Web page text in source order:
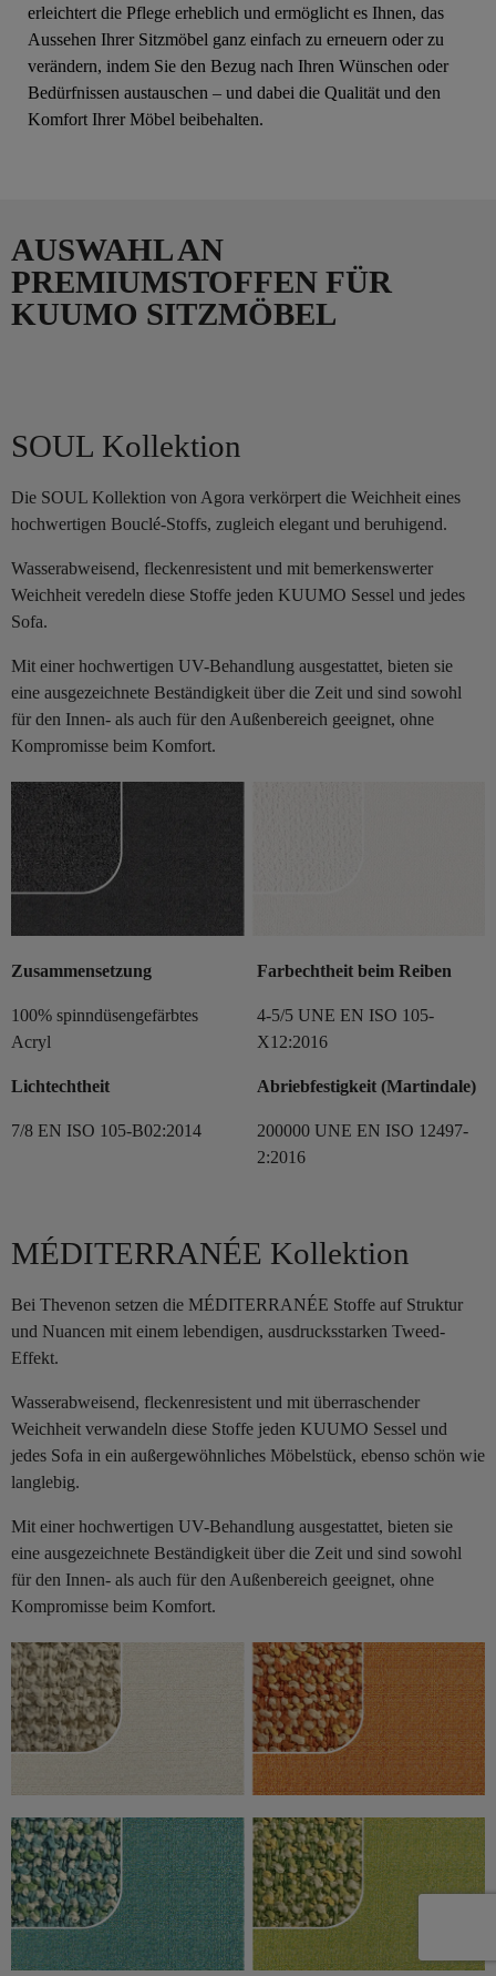
erleichtert die Pflege erheblich und ermöglicht es Ihnen, das
Aussehen Ihrer Sitzmöbel ganz einfach zu erneuern oder zu
verändern, indem Sie den Bezug nach Ihren Wünschen oder
Bedürfnissen austauschen – und dabei die Qualität und den
Komfort Ihrer Möbel beibehalten.
AUSWAHL AN
PREMIUMSTOFFEN FÜR
KUUMO SITZMÖBEL
SOUL Kollektion
Die SOUL Kollektion von Agora verkörpert die Weichheit eines
hochwertigen Bouclé-Stoffs, zugleich elegant und beruhigend.
Wasserabweisend, fleckenresistent und mit bemerkenswerter
Weichheit veredeln diese Stoffe jeden KUUMO Sessel und jedes
Sofa.
Mit einer hochwertigen UV-Behandlung ausgestattet, bieten sie
eine ausgezeichnete Beständigkeit über die Zeit und sind sowohl
für den Innen- als auch für den Außenbereich geeignet, ohne
Kompromisse beim Komfort.
Zusammensetzung
100% spinndüsengefärbtes
Acryl
Lichtechtheit
7/8 EN ISO 105-B02:2014
Farbechtheit beim Reiben
4-5/5 UNE EN ISO 105-
X12:2016
Abriebfestigkeit (Martindale)
200000 UNE EN ISO 12497-
2:2016
MÉDITERRANÉE Kollektion
Bei Thevenon setzen die MÉDITERRANÉE Stoffe auf Struktur
und Nuancen mit einem lebendigen, ausdrucksstarken Tweed-
Effekt.
Wasserabweisend, fleckenresistent und mit überraschender
Weichheit verwandeln diese Stoffe jeden KUUMO Sessel und
jedes Sofa in ein außergewöhnliches Möbelstück, ebenso schön wie
langlebig.
Mit einer hochwertigen UV-Behandlung ausgestattet, bieten sie
eine ausgezeichnete Beständigkeit über die Zeit und sind sowohl
für den Innen- als auch für den Außenbereich geeignet, ohne
Kompromisse beim Komfort.